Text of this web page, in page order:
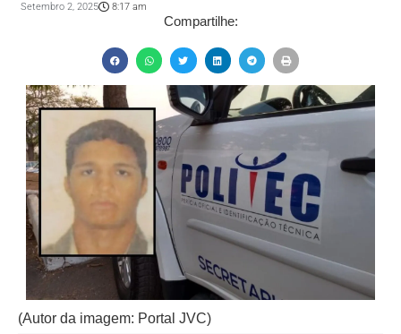
Setembro 2, 2025 8:17 am
Compartilhe:
(Autor da imagem: Portal JVC)